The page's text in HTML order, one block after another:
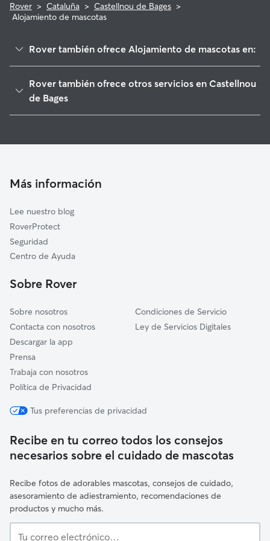
Rover > Cataluña > Castellnou de Bages >
Alojamiento de mascotas
Rover también ofrece Alojamiento de mascotas en:
Navàs
Sant Joan de Vilatorrada
Artés
Manresa
Fonollosa
Rover también ofrece otros servicios en Castellnou
de Bages
Cuidadores a domicilio en Castellnou-De-Bages
Más información
Lee nuestro blog
RoverProtect
Seguridad
Centro de Ayuda
Sobre Rover
Sobre nosotros
Contacta con nosotros
Descargar la app
Prensa
Trabaja con nosotros
Política de Privacidad
Condiciones de Servicio
Ley de Servicios Digitales
Tus preferencias de privacidad
Recibe en tu correo todos los consejos
necesarios sobre el cuidado de mascotas
Recibe fotos de adorables mascotas, consejos de cuidado,
asesoramiento de adiestramiento, recomendaciones de
productos y mucho más.